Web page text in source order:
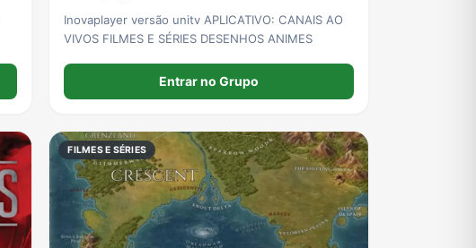
Inovaplayer versão unitv APLICATIVO: CANAIS AO
VIVOS FILMES E SÉRIES DESENHOS ANIMES
Entrar no Grupo
FILMES E SÉRIES